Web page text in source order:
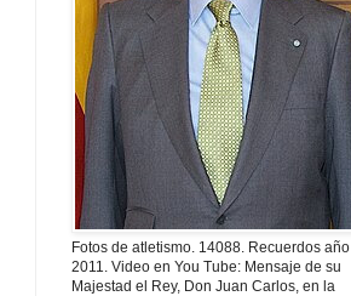
Fotos de atletismo. 14088. Recuerdos año
2011. Video en You Tube: Mensaje de su
Majestad el Rey, Don Juan Carlos, en la